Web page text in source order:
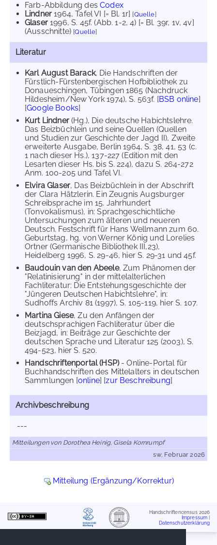
Farb-Abbildung desCodex
Lindner 1964, Tafel VI [= Bl. 1r] [Quelle]
Glaser1996, S. 45f. (Abb. 1-2, 4) [= Bl. 39r, 1v, 4v]
(Ausschnitte) [Quelle]
Literatur
Karl August Barack, Die Handschriften der
Fürstlich-Fürstenbergischen Hofbibliothek zu
Donaueschingen, Tübingen 1865 (Nachdruck
Hildesheim/New York 1974), S. 563f. [BSB online]
[Google Books]
Kurt Lindner(Hg.), Die deutsche Habichtslehre.
Das Beizbüchlein und seine Quellen (Quellen
und Studien zur Geschichte der Jagd II), Zweite
erweiterte Ausgabe, Berlin 1964, S. 38, 41, 53 (c.
1 nach dieser Hs.), 137-227 (Edition mit den
Lesarten dieser Hs. bis S. 224), dazu S. 264-272
Anm. 100-205 und Tafel VI.
Elvira Glaser, Das Beizbüchlein in der Abschrift
der Clara Hätzlerin. Ein Zeugnis Augsburger
Schreibsprache im 15. Jahrhundert
(Tonvokalismus), in: Sprachgeschichtliche
Untersuchungen zum älteren und neueren
Deutsch. Festschrift für Hans Wellmann zum 60.
Geburtstag, hg. von Werner König und Lorelies
Ortner (Germanische Bibliothek III,23),
Heidelberg 1996, S. 29-46, hier S. 29-31 und 45f.
Baudouin van den Abeele, Zum Phänomen der
"Relatinisierung" in der mittelalterlichen
Fachliteratur: Die Entstehungsgeschichte der
"Jüngeren Deutschen Habichtslehre", in:
Sudhoffs Archiv 81 (1997), S. 105-119, hier S. 107.
Martina Giese, Zu den Anfängen der
deutschsprachigen Fachliteratur über die
Beizjagd, in: Beiträge zur Geschichte der
deutschen Sprache und Literatur 125 (2003), S.
494-523, hier S. 520.
Handschriftenportal (HSP)- Online-Portal für
Buchhandschriften des Mittelalters in deutschen
Sammlungen [online] [zur Beschreibung]
Archivbeschreibung
---
Mitteilungen von Dorothea Heinig, Gisela Kornrumpf
sw, Februar 2026
Mitteilung (Ergänzung/Korrektur)
Handschriftencensus 2026
Impressum
Datenschutzerklärung